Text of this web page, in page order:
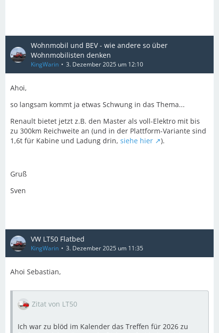
Wohnmobil und BEV - wie andere so über
Wohnmobilisten denken
KingWarin 3. Dezember 2025 um 12:10
Ahoi,
so langsam kommt ja etwas Schwung in das Thema...
Renault bietet jetzt z.B. den Master als voll-Elektro mit bis
zu 300km Reichweite an (und in der Plattform-Variante sind
1,6t für Kabine und Ladung drin, siehe hier ).
Gruß
Sven
VW LT50 Flatbed
KingWarin 3. Dezember 2025 um 11:35
Ahoi Sebastian,
Zitat von LT50
Ich war zu blöd im Kalender das Treffen für 2026 zu